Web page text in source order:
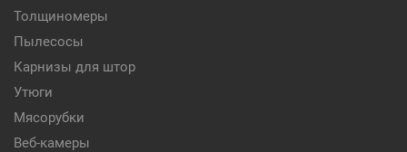
Толщиномеры
Пылесосы
Карнизы для штор
Утюги
Мясорубки
Веб-камеры